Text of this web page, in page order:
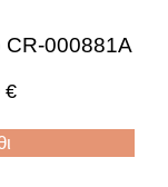
CR-000881A
€